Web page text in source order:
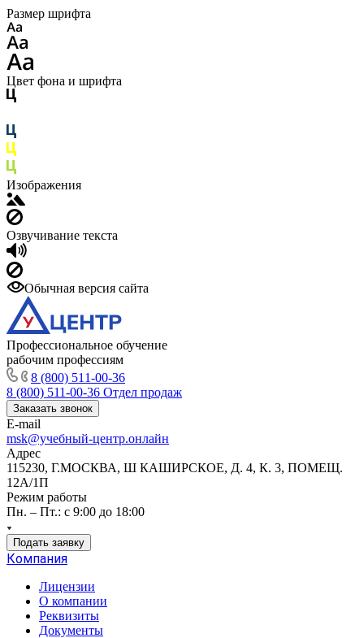
Размер шрифта
Цвет фона и шрифта
Изображения
Озвучивание текста
Обычная версия сайта
Профессиональное обучение
рабочим профессиям
8 (800) 511-00-36
8 (800) 511-00-36 Отдел продаж
Заказать звонок
E-mail
msk@учебный-центр.онлайн
Адрес
115230, Г.МОСКВА, Ш КАШИРСКОЕ, Д. 4, К. 3, ПОМЕЩ.
12А/1П
Режим работы
Пн. – Пт.: с 9:00 до 18:00
Подать заявку
Компания
Лицензии
О компании
Реквизиты
Документы